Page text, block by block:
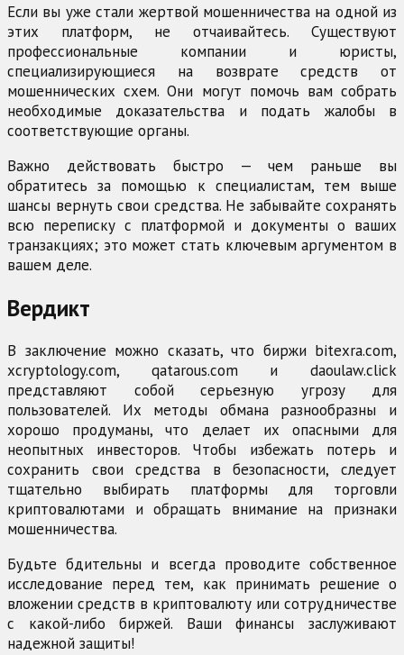
Если вы уже стали жертвой мошенничества на одной из
этих платформ, не отчаивайтесь. Существуют
профессиональные компании и юристы,
специализирующиеся на возврате средств от
мошеннических схем. Они могут помочь вам собрать
необходимые доказательства и подать жалобы в
соответствующие органы.
Важно действовать быстро — чем раньше вы
обратитесь за помощью к специалистам, тем выше
шансы вернуть свои средства. Не забывайте сохранять
всю переписку с платформой и документы о ваших
транзакциях; это может стать ключевым аргументом в
вашем деле.
Вердикт
В заключение можно сказать, что биржи bitexra.com,
xcryptology.com, qatarous.com и daoulaw.click
представляют собой серьезную угрозу для
пользователей. Их методы обмана разнообразны и
хорошо продуманы, что делает их опасными для
неопытных инвесторов. Чтобы избежать потерь и
сохранить свои средства в безопасности, следует
тщательно выбирать платформы для торговли
криптовалютами и обращать внимание на признаки
мошенничества.
Будьте бдительны и всегда проводите собственное
исследование перед тем, как принимать решение о
вложении средств в криптовалюту или сотрудничестве
с какой-либо биржей. Ваши финансы заслуживают
надежной защиты!